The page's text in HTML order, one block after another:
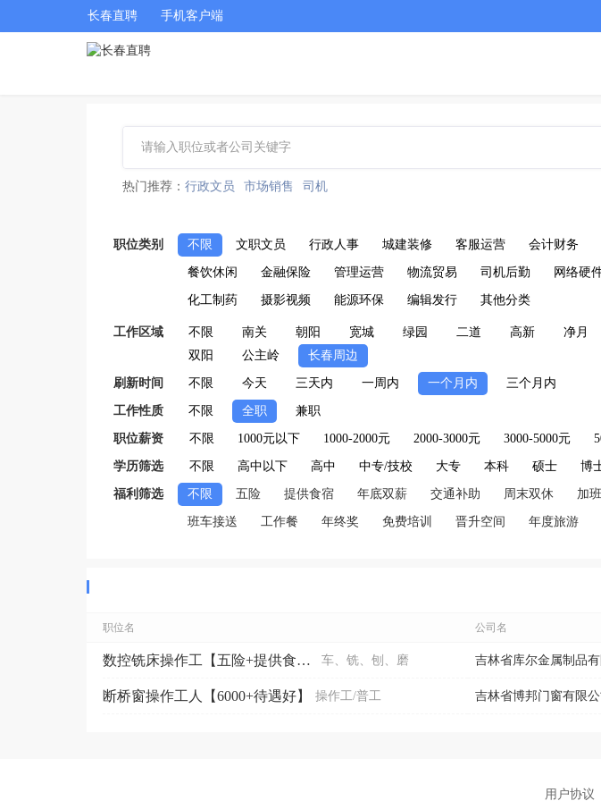
长春直聘 手机客户端
热门推荐： 行政文员 市场销售 司机
职位类别 不限 文职文员 行政人事 城建装修 客服运营 会计财务
餐饮休闲 金融保险 管理运营 物流贸易 司机后勤 网络硬
化工制药 摄影视频 能源环保 编辑发行 其他分类
工作区域 不限 南关 朝阳 宽城 绿园 二道 高新 净月
双阳
公主岭 长春周边
刷新时间 不限 今天 三天内 一周内 一个月内 三个月内
工作性质 不限 全职 兼职
职位薪资 不限 1000元以下 1000-2000元 2000-3000元 3000-5000元
学历筛选 不限 高中以下 高中 中专/技校 大专 本科 硕士 博
福利筛选 不限 五险 提供食宿 年底双薪 交通补助 周末双休 加
班车接送 工作餐 年终奖 免费培训 晋升空间 年度旅游
职位名 公司名
数控铣床操作工【五险+提供食宿】 车、铣、刨、磨 吉林省库尔金属制品有
断桥窗操作工人【6000+待遇好】 操作工/普工 吉林省博邦门窗有限公
用户协议